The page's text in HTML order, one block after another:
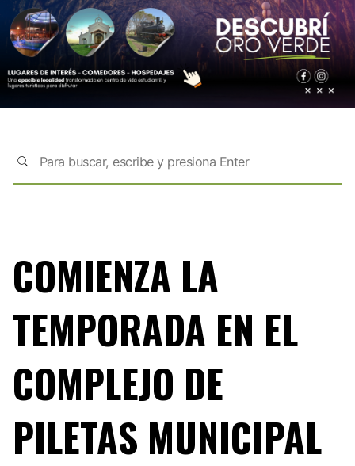
COMIENZA LA
TEMPORADA EN EL
COMPLEJO DE
PILETAS MUNICIPAL